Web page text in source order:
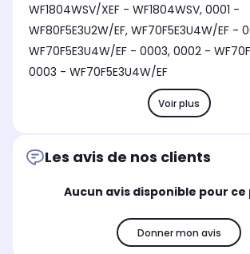
WF1804WSV/XEF - WF1804WSV, 0001 -
WF80F5E3U2W/EF, WF70F5E3U4W/EF -
WF70F5E3U4W/EF - 0003, 0002 -
0003 - WF70F5E3U4W/EF
Voir plus
Les avis de nos clients
Aucun avis disponible pour
Donner mon avis